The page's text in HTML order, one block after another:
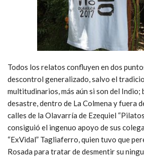
Todos los relatos confluyen en dos
descontrol generalizado, salvo el
multitudinarios, más aún si son del Indio;
desastre, dentro de La Colmena y fuera
calles de la Olavarría de Ezequiel
consiguió el ingenuo apoyo de sus
“ExVidal” Tagliaferro, quien tuvo que
Rosada para tratar de desmentir su